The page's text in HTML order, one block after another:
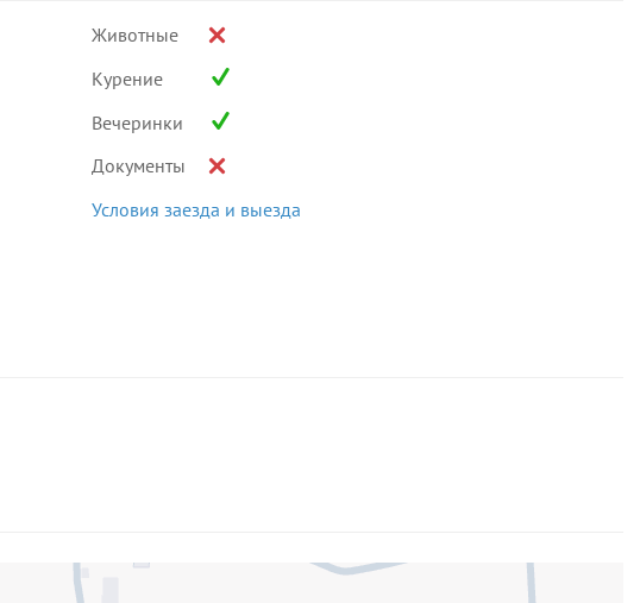
Животные
Курение
Вечеринки
Документы
Условия заезда и выезда